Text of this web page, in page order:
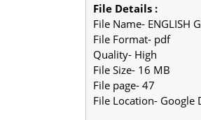
File Details :
File Name- ENGLISH
File Format- pdf
Quality- High
File Size- 16 MB
File page- 47
File Location- Google